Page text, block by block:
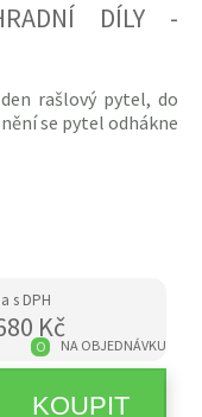
DÍLY -
rašlový pytel, do
se pytel odhákne
s DPH
Kč
O NA OBJEDNÁVKU